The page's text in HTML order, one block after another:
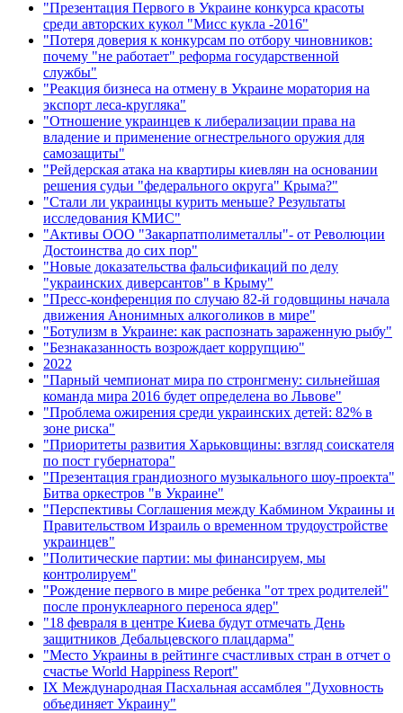
"Презентация Первого в Украине конкурса красоты
среди авторских кукол "Мисс кукла -2016"
"Потеря доверия к конкурсам по отбору чиновников:
почему "не работает" реформа государственной
службы"
"Реакция бизнеса на отмену в Украине моратория на
экспорт леса-кругляка"
"Отношение украинцев к либерализации права на
владение и применение огнестрельного оружия для
самозащиты"
"Рейдерская атака на квартиры киевлян на основании
решения судьи "федерального округа" Крыма?"
"Стали ли украинцы курить меньше? Результаты
исследования КМИС"
"Активы ООО "Закарпатполиметаллы"- от Революции
Достоинства до сих пор"
"Новые доказательства фальсификаций по делу
"украинских диверсантов" в Крыму"
"Пресс-конференция по случаю 82-й годовщины начала
движения Анонимных алкоголиков в мире"
"Ботулизм в Украине: как распознать зараженную рыбу"
"Безнаказанность возрождает коррупцию"
2022
"Парный чемпионат мира по стронгмену: сильнейшая
команда мира 2016 будет определена во Львове"
"Проблема ожирения среди украинских детей: 82% в
зоне риска"
"Приоритеты развития Харьковщины: взгляд соискателя
по пост губернатора"
"Презентация грандиозного музыкального шоу-проекта"
Битва оркестров "в Украине"
"Перспективы Соглашения между Кабмином Украины и
Правительством Израиль о временном трудоустройстве
украинцев"
"Политические партии: мы финансируем, мы
контролируем"
"Рождение первого в мире ребенка "от трех родителей"
после пронуклеарного переноса ядер"
"18 февраля в центре Киева будут отмечать День
защитников Дебальцевского плацдарма"
"Место Украины в рейтинге счастливых стран в отчет о
счастье World Happiness Report"
ІХ Международная Пасхальная ассамблея "Духовность
объединяет Украину"